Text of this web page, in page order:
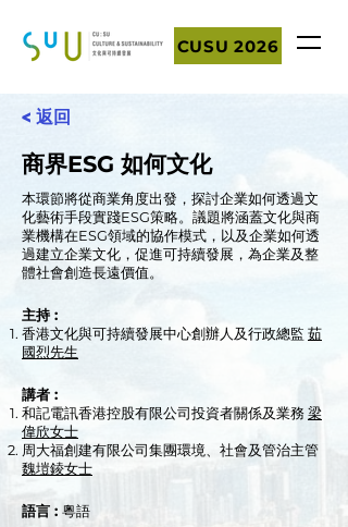
CUSU 2026
< 返回
商界ESG 如何文化
本環節將從商業角度出發，探討企業如何透過文
化藝術手段實踐ESG策略。議題將涵蓋文化與商
業機構在ESG領域的協作模式，以及企業如何透
過建立企業文化，促進可持續發展，為企業及整
體社會創造長遠價值。
主持 :
香港文化與可持續發展中心創辦人及行政總監 茹
國烈先生
講者 :
和記電訊香港控股有限公司投資者關係及業務 梁
偉欣女士
周大福創建有限公司集團環境、社會及管治主管
魏塏錂女士
語言 : 粵語